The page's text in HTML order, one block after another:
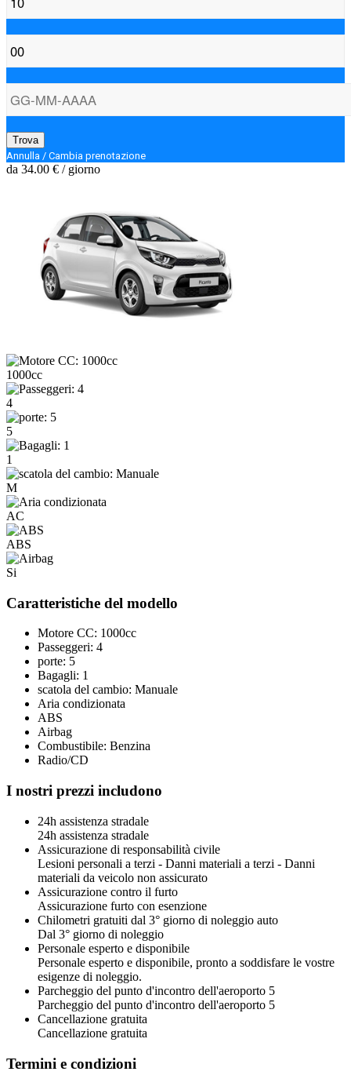
Trova
Annulla / Cambia prenotazione
da 34.00 € / giorno
1000cc
4
5
1
M
AC
ABS
Si
Caratteristiche del modello
Motore CC: 1000cc
Passeggeri: 4
porte: 5
Bagagli: 1
scatola del cambio: Manuale
Aria condizionata
ABS
Airbag
Combustibile: Benzina
Radio/CD
I nostri prezzi includono
24h assistenza stradale
24h assistenza stradale
Assicurazione di responsabilità civile
Lesioni personali a terzi - Danni materiali a terzi - Danni
materiali da veicolo non assicurato
Assicurazione contro il furto
Assicurazione furto con esenzione
Chilometri gratuiti dal 3° giorno di noleggio auto
Dal 3° giorno di noleggio
Personale esperto e disponibile
Personale esperto e disponibile, pronto a soddisfare le vostre
esigenze di noleggio.
Parcheggio del punto d'incontro dell'aeroporto 5
Parcheggio del punto d'incontro dell'aeroporto 5
Cancellazione gratuita
Cancellazione gratuita
Termini e condizioni